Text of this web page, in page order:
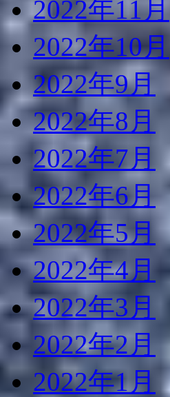
2022年11月
2022年10月
2022年9月
2022年8月
2022年7月
2022年6月
2022年5月
2022年4月
2022年3月
2022年2月
2022年1月